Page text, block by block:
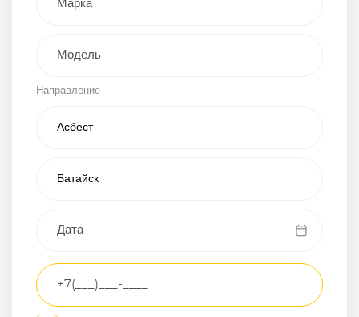
Направление
Транспортное